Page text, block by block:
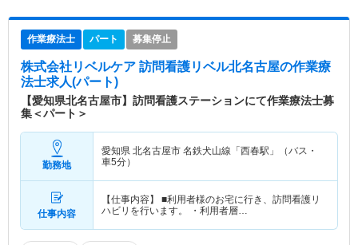
作業療法士 パート 募集停止
株式会社リベルケア 訪問看護リベル北名古屋の作業療
法士求人(パート)
【愛知県北名古屋市】訪問看護ステーションにて作業療法士募
集＜パート＞
勤務地
愛知県 北名古屋市 名鉄犬山線「西春駅」（バス・
車5分）
仕事内容
【仕事内容】 ■利用者様のお宅に行き、訪問看護リ
ハビリを行います。 ・利用者層…